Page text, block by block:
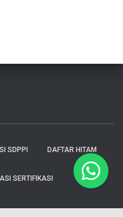
SDPPI DAFTAR HITAM
SERTIFIKASI